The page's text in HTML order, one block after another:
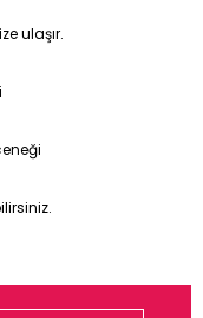
ulaşır.